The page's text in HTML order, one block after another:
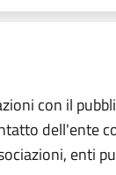
con il
dell'ente
enti